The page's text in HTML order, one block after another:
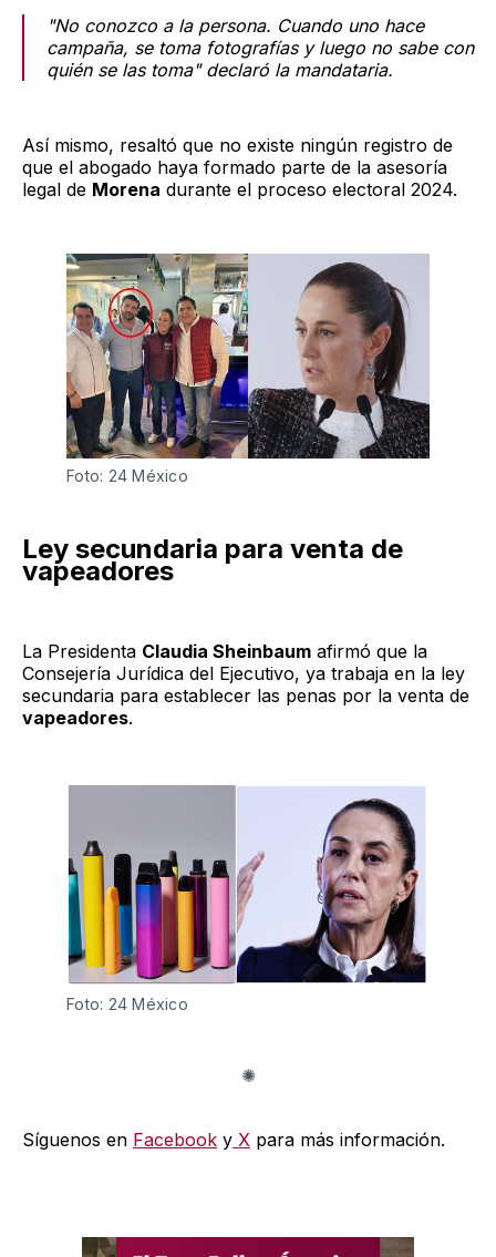
"No conozco a la persona. Cuando uno hace
campaña, se toma fotografías y luego no sabe con
quién se las toma" declaró la mandataria.
Así mismo, resaltó que no existe ningún registro de
que el abogado haya formado parte de la asesoría
legal de Morena durante el proceso electoral 2024.
Foto: 24 México
Ley secundaria para venta de
vapeadores
La Presidenta Claudia Sheinbaum afirmó que la
Consejería Jurídica del Ejecutivo, ya trabaja en la ley
secundaria para establecer las penas por la venta de
vapeadores.
Foto: 24 México
Síguenos en Facebook y X para más información.